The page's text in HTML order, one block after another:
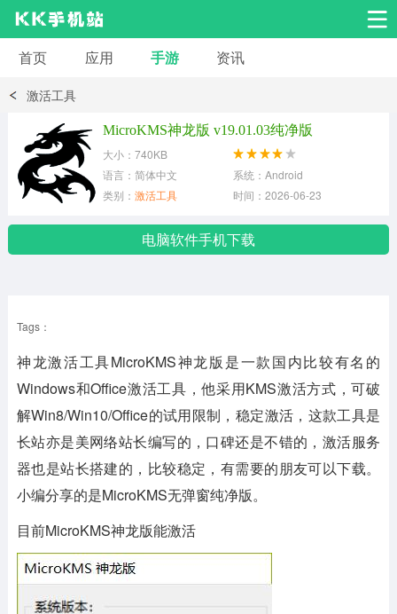
安卓应用
小说漫画
安卓其它
首页 应用 手游 资讯
激活工具
MicroKMS神龙版 v19.01.03纯净版
大小：740KB
语言：简体中文
系统：Android
类别： 激活工具 时间：2026-06-23
电脑软件手机下载
Tags：
神龙激活工具MicroKMS神龙版是一款国内比较有名的
Windows和Office激活工具，他采用KMS激活方式，可破
解Win8/Win10/Office的试用限制，稳定激活，这款工具是
长站亦是美网络站长编写的，口碑还是不错的，激活服务
器也是站长搭建的，比较稳定，有需要的朋友可以下载。
小编分享的是MicroKMS无弹窗纯净版。
目前MicroKMS神龙版能激活